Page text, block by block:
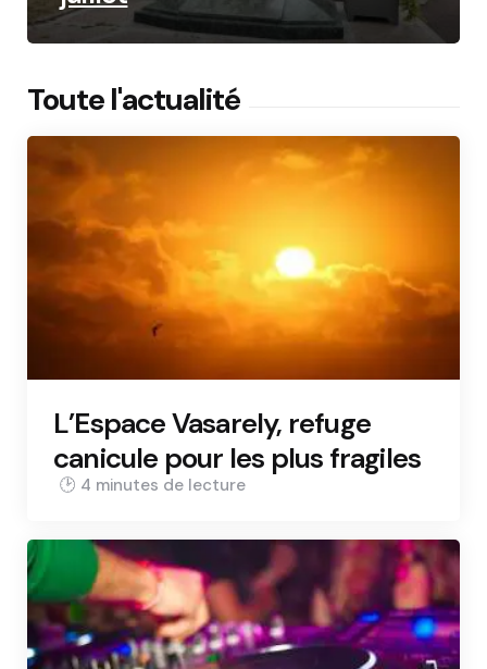
Toute l'actualité
L’Espace Vasarely, refuge
canicule pour les plus fragiles
4 min